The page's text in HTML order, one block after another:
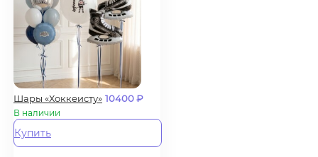
Шары «Хоккеисту» 10400₽
В наличии
Купить